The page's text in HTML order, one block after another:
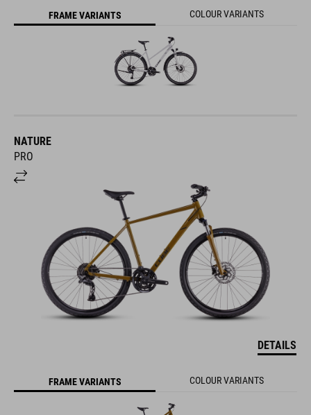
FRAME VARIANTS COLOUR VARIANTS
NATURE
PRO
DETAILS
FRAME VARIANTS COLOUR VARIANTS